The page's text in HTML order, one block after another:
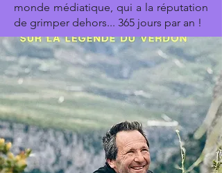
monde médiatique, qui a la réputation
de grimper dehors... 365 jours par an !